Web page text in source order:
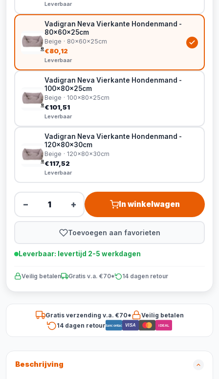
Leverbaar
Vadigran Neva Vierkante Hondenmand -
80x60x25cm
Beige · 80x60x25cm
€80,12
Leverbaar
Vadigran Neva Vierkante Hondenmand -
100x80x25cm
Beige · 100x80x25cm
€101,51
Leverbaar
Vadigran Neva Vierkante Hondenmand -
120x80x30cm
Beige · 120x80x30cm
€117,52
Leverbaar
− + In winkelwagen
Toevoegen aan favorieten
Leverbaar: levertijd 2-5 werkdagen
Veilig betalen Gratis v.a. €70* 14 dagen retour
Gratis verzending v.a. €70*
Veilig betalen
14 dagen retourBancontact VISA iDEAL
Beschrijving